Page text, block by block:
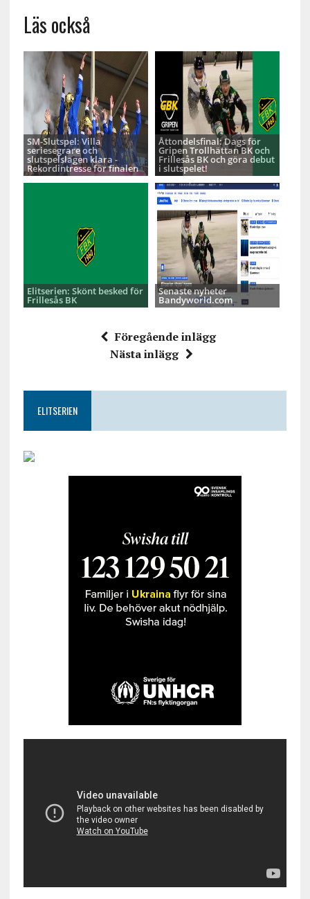
Läs också
SM-Slutspel: Villa
seriesegrare och
slutspelslagen klara -
Rekordintresse för finalen
Åttondelsfinal: Dags för
Gripen Trollhättan BK och
Frillesås BK och göra debut
i slutspelet!
Elitserien: Skönt besked för
Frillesås BK
Senaste nyheter
Bandyworld.com
Föregående inlägg
Nästa inlägg
ELITSERIEN